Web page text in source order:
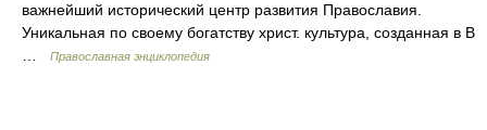
важнейший исторический центр развития Православия.
Уникальная по своему богатству христ. культура, созданная в В
Православная энциклопедия